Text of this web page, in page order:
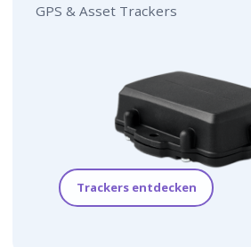
GPS & Asset Trackers
Trackers entdecken